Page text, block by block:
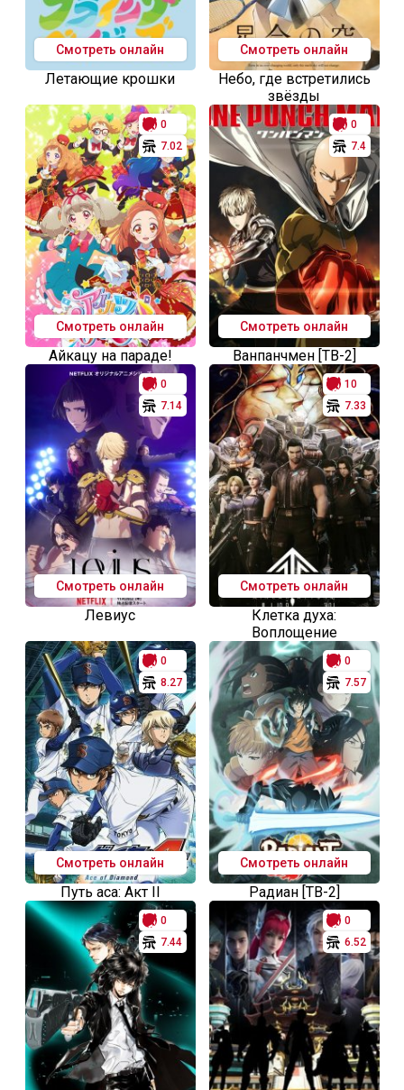
Смотреть онлайн
Летающие крошки
Смотреть онлайн
Небо, где встретились
звёзды
0
7.02
Смотреть онлайн
Айкацу на параде!
0
7.4
Смотреть онлайн
Ванпанчмен [ТВ-2]
0
7.14
Смотреть онлайн
Левиус
10
7.33
Смотреть онлайн
Клетка духа:
Воплощение
0
8.27
Смотреть онлайн
Путь аса: Акт II
0
7.57
Смотреть онлайн
Радиан [ТВ-2]
0
7.44
0
6.52